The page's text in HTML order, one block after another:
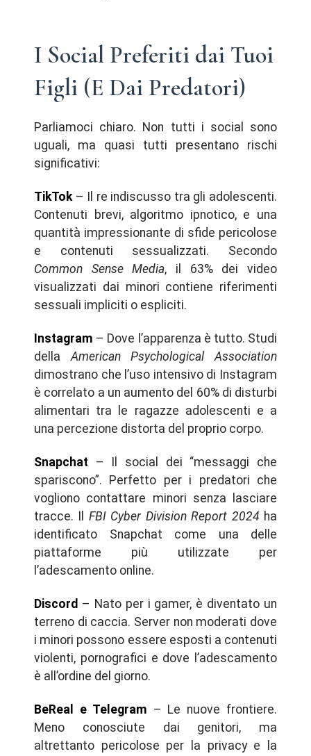
I Social Preferiti dai Tuoi
Figli (E Dai Predatori)
Parliamoci chiaro. Non tutti i social sono
uguali, ma quasi tutti presentano rischi
significativi:
TikTok– Il re indiscusso tra gli adolescenti.
Contenuti brevi, algoritmo ipnotico, e una
quantità impressionante di sfide pericolose
e contenuti sessualizzati. Secondo
Common Sense Media, il 63% dei video
visualizzati dai minori contiene riferimenti
sessuali impliciti o espliciti.
Instagram – Dove l’apparenza è tutto. Studi
dellaAmerican Psychological Association
dimostrano che l’uso intensivo di Instagram
è correlato a un aumento del 60% di disturbi
alimentari tra le ragazze adolescenti e a
una percezione distorta del proprio corpo.
Snapchat – Il social dei “messaggi che
spariscono”. Perfetto per i predatori che
vogliono contattare minori senza lasciare
tracce. Il FBI Cyber Division Report 2024 ha
identificato Snapchat come una delle
piattaforme più utilizzate per
l’adescamento online.
Discord – Nato per i gamer, è diventato un
terreno di caccia. Server non moderati dove
i minori possono essere esposti a contenuti
violenti, pornografici e dove l’adescamento
è all’ordine del giorno.
BeReal e Telegram – Le nuove frontiere.
Meno conosciute dai genitori, ma
altrettanto pericolose per la privacy e la